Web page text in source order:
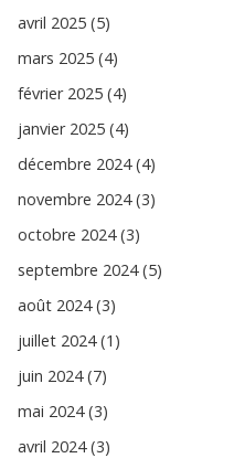
avril 2025 (5)
mars 2025 (4)
février 2025 (4)
janvier 2025 (4)
décembre 2024 (4)
novembre 2024 (3)
octobre 2024 (3)
septembre 2024 (5)
août 2024 (3)
juillet 2024 (1)
juin 2024 (7)
mai 2024 (3)
avril 2024 (3)